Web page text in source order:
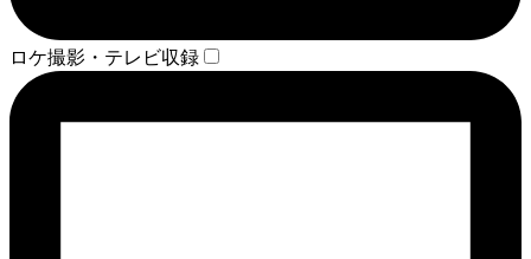
ロケ撮影・テレビ収録